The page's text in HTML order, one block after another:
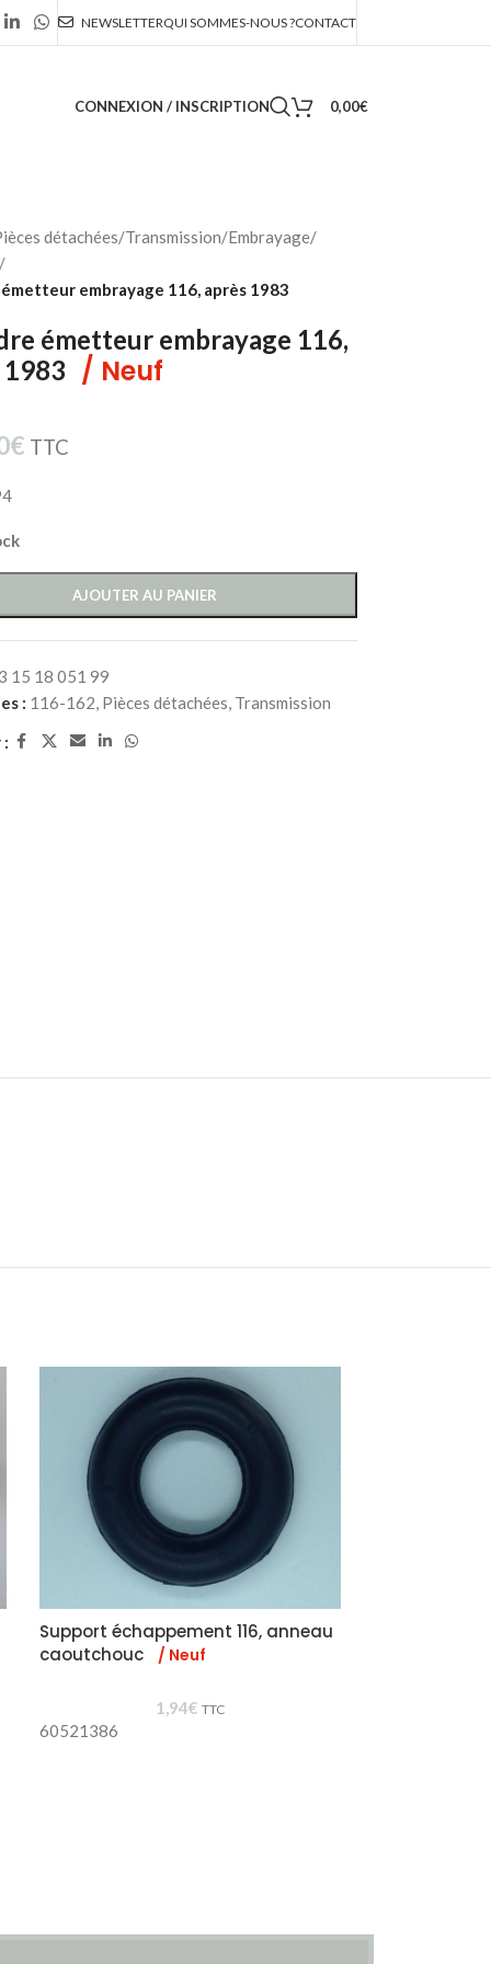
NEWSLETTERQUI SOMMES-NOUS ?CONTACT
CONNEXION / INSCRIPTION 0,00€
détachées/Transmission/Embrayage/
embrayage 116, après 1983
émetteur embrayage 116,
/ Neuf
€ TTC
AJOUTER AU PANIER
15 18 051 99
: 116-162, Pièces détachées, Transmission
Support échappement 116, anneau
caoutchouc
/ Neuf
1,94€ TTC
60521386